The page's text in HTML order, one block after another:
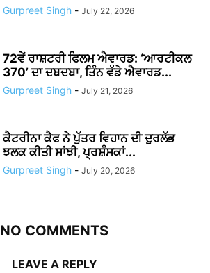
Gurpreet Singh - July 22, 2026
72ਵੇਂ ਰਾਸ਼ਟਰੀ ਫਿਲਮ ਐਵਾਰਡ: ‘ਆਰਟੀਕਲ
370’ ਦਾ ਦਬਦਬਾ, ਤਿੰਨ ਵੱਡੇ ਐਵਾਰਡ...
Gurpreet Singh - July 21, 2026
ਕੈਟਰੀਨਾ ਕੈਫ ਨੇ ਪੁੱਤਰ ਵਿਹਾਨ ਦੀ ਦੁਰਲੱਭ
ਝਲਕ ਕੀਤੀ ਸਾਂਝੀ, ਪ੍ਰਸ਼ੰਸਕਾਂ...
Gurpreet Singh - July 20, 2026
NO COMMENTS
LEAVE A REPLY